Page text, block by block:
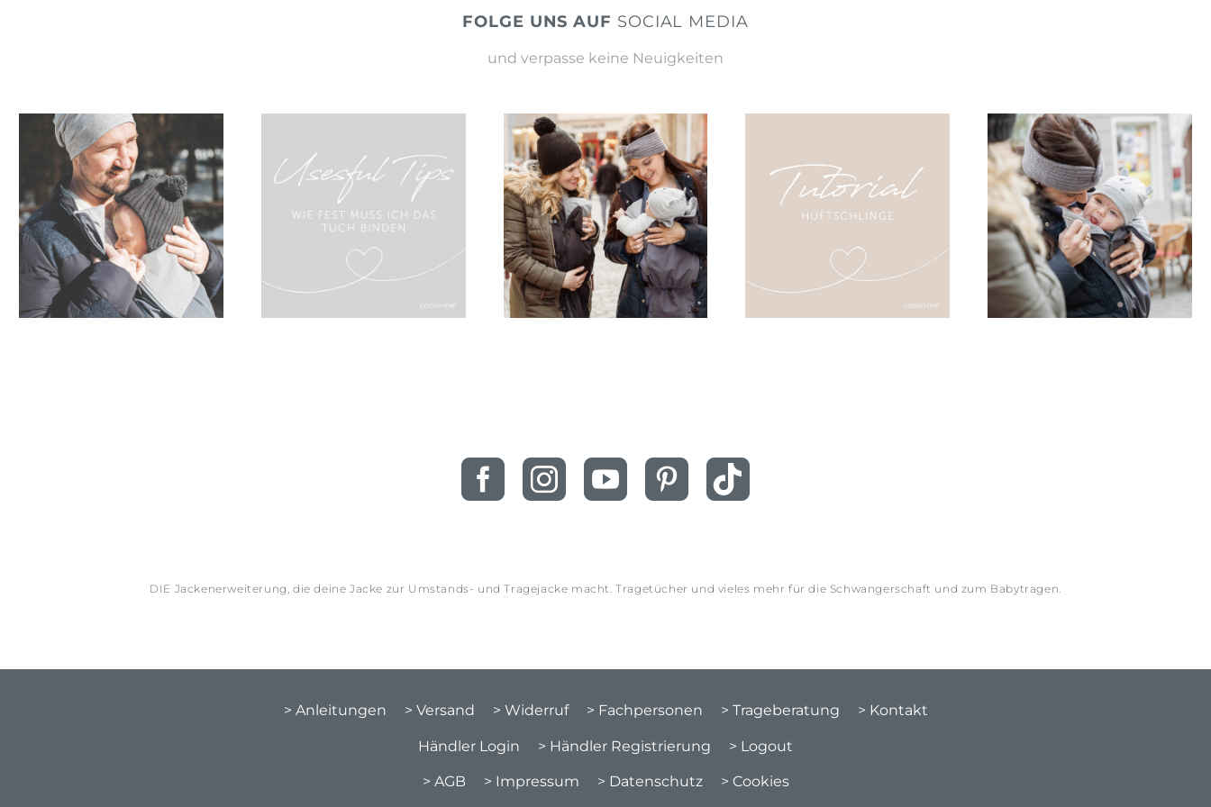
FOLGE UNS AUF SOCIAL MEDIA
und verpasse keine Neuigkeiten
DIE Jackenerweiterung, die deine Jacke zur Umstands- und Tragejacke macht. Tragetücher und vieles mehr für die Schwangerschaft und zum Babytragen.
> Anleitungen > Versand > Widerruf > Fachpersonen > Trageberatung > Kontakt
Händler Login > Händler Registrierung > Logout
> AGB > Impressum > Datenschutz > Cookies